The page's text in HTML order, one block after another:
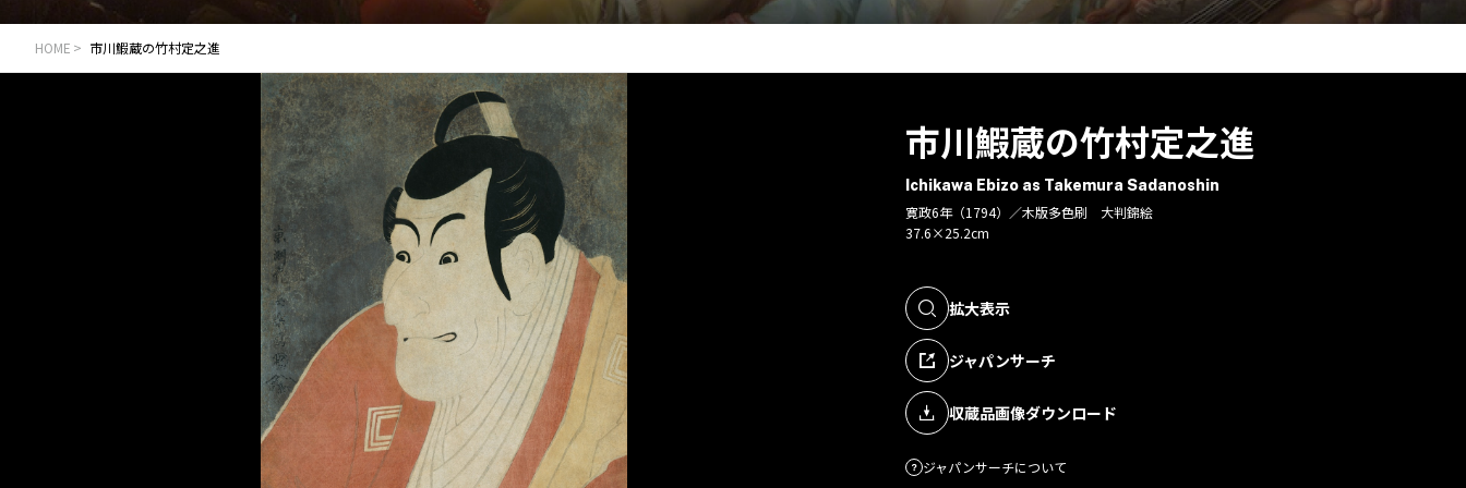
HOME 市川鰕蔵の竹村定之進
市川鰕蔵の竹村定之進
Ichikawa Ebizo as Takemura Sadanoshin
寛政6年（1794）／木版多色刷 大判錦絵
37.6×25.2cm
拡大表示
ジャパンサーチ
収蔵品画像ダウンロード
ジャパンサーチについて